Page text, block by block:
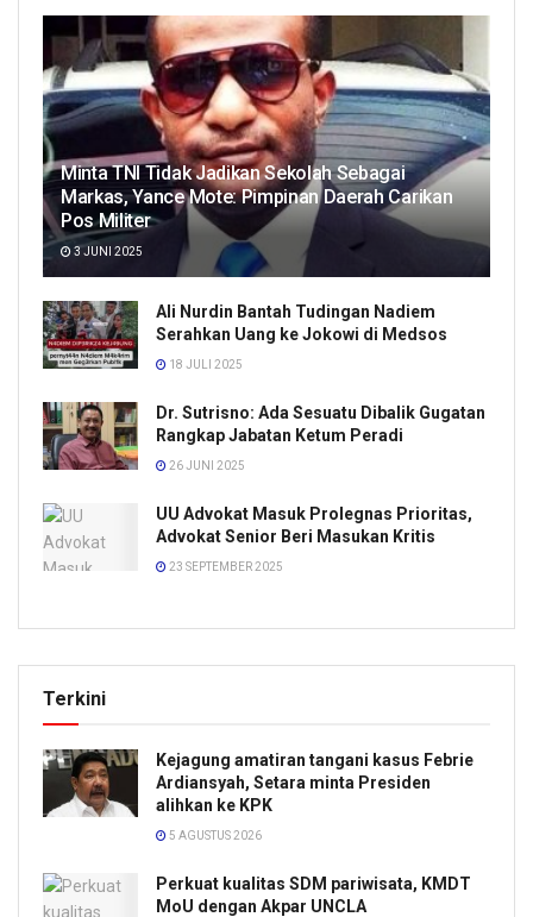
Minta TNI Tidak Jadikan Sekolah Sebagai
Markas, Yance Mote: Pimpinan Daerah Carikan
Pos Militer
3 JUNI 2025
Ali Nurdin Bantah Tudingan Nadiem
Serahkan Uang ke Jokowi di Medsos
18 JULI 2025
Dr. Sutrisno: Ada Sesuatu Dibalik Gugatan
Rangkap Jabatan Ketum Peradi
26 JUNI 2025
UU Advokat Masuk Prolegnas Prioritas,
Advokat Senior Beri Masukan Kritis
23 SEPTEMBER 2025
Terkini
Kejagung amatiran tangani kasus Febrie
Ardiansyah, Setara minta Presiden
alihkan ke KPK
5 AGUSTUS 2026
Perkuat kualitas SDM pariwisata, KMDT
MoU dengan Akpar UNCLA